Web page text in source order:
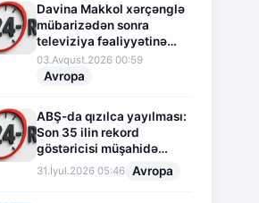
Davina Makkol xərçənglə
mübarizədən sonra
televiziya fəaliyyətinə
fasilə verir
03.Avqust.2026 00:59
Avropa
ABŞ-da qızılca yayılması:
Son 35 ilin rekord
göstəricisi müşahidə
olunur
31.İyul.2026 05:46 Avropa